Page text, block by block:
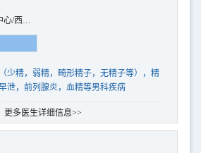
心/西海
少精，弱精，畸形精子，无精子等），精
泄，前列腺炎，血精等男科疾病
更多医生详细信息>>